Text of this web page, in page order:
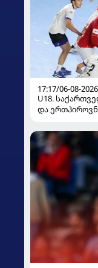
17:17/06-08-2026
U18.
და